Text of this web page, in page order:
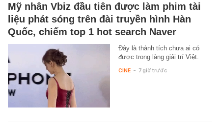
Mỹ nhân Vbiz đầu tiên được làm phim tài
liệu phát sóng trên đài truyền hình Hàn
Quốc, chiếm top 1 hot search Naver
Đây là thành tích chưa ai có
được trong làng giải trí Việt.
CINE - 7 giờ trước